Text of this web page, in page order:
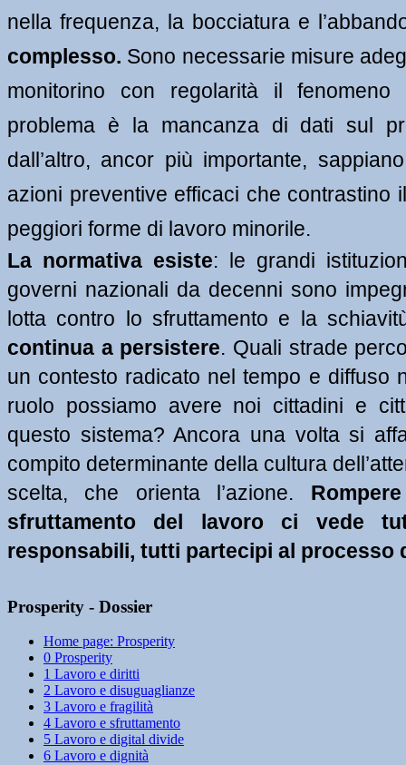
nella frequenza, la bocciatura e
complesso. Sono necessarie misure
monitorino con regolarità il
problema è la mancanza di dati sul
dall’altro, ancor più importante,
azioni preventive efficaci che contrastino
peggiori forme di lavoro minorile.
La normativa esiste: le grandi
governi nazionali da decenni sono
lotta contro lo sfruttamento e la
continua a persistere. Quali strade
un contesto radicato nel tempo e diffuso
ruolo possiamo avere noi cittadini e
questo sistema? Ancora una volta si
compito determinante della cultura
scelta, che orienta l’azione.
sfruttamento del lavoro ci vede
responsabili, tutti partecipi al processo
Prosperity - Dossier
Home page: Prosperity
0 Prosperity
1 Lavoro e diritti
2 Lavoro e disuguaglianze
3 Lavoro e fragilità
4 Lavoro e sfruttamento
5 Lavoro e digital divide
6 Lavoro e dignità